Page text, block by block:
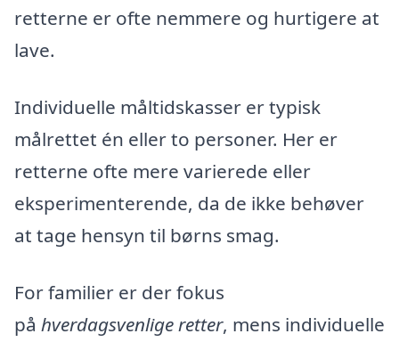
retterne er ofte nemmere og hurtigere at
lave.
Individuelle måltidskasser er typisk
målrettet én eller to personer. Her er
retterne ofte mere varierede eller
eksperimenterende, da de ikke behøver
at tage hensyn til børns smag.
For familier er der fokus
på hverdagsvenlige retter, mens individuelle